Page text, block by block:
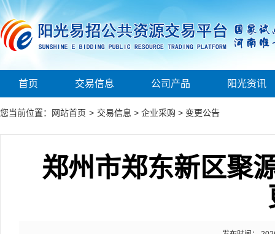
首页 交易信息 公司产品 阳光资讯
您当前位置： 网站首页 > 交易信息 > 企业采购 > 变更公告
郑州市郑东新区聚